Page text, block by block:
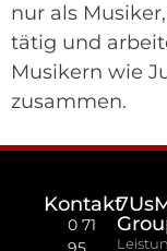
nur als
tätig und
Musikern wie
zusammen.
Kontakt
0 71